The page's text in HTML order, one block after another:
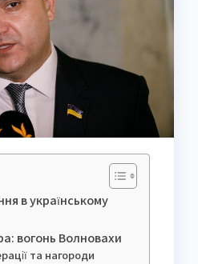
в українському
вогонь Волновахи
та нагороди